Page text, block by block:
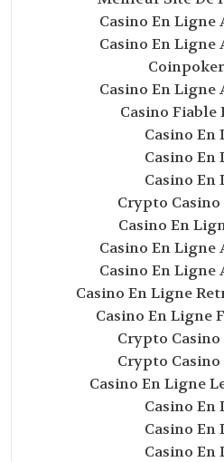
Casino En Ligne
Casino En Ligne
Casino En Ligne
Casino Fiable
Casino En
Casino En
Casino En
Crypto
Casino En
Casino En Ligne
Casino En Ligne
Casino En Ligne
Casino En Ligne
Crypto
Crypto
Casino En Ligne
Casino En
Casino En
Casino En